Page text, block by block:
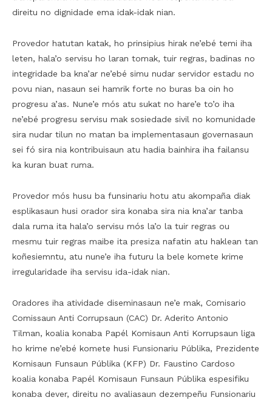
direitu no dignidade ema idak-idak nian.
Provedor hatutan katak, ho prinsipius hirak ne’ebé temi iha
leten, hala’o servisu ho laran tomak, tuir regras, badinas no
integridade ba kna’ar ne’ebé simu nudar servidor estadu no
povu nian, nasaun sei hamrik forte no buras ba oin ho
progresu a’as. Nune’e mós atu sukat no hare’e to’o iha
ne’ebé progresu servisu mak sosiedade sivil no komunidade
sira nudar tilun no matan ba implementasaun governasaun
sei fó sira nia kontribuisaun atu hadia bainhira iha failansu
ka kuran buat ruma.
Provedor mós husu ba funsinariu hotu atu akompaña diak
esplikasaun husi orador sira konaba sira nia kna’ar tanba
dala ruma ita hala’o servisu mós la’o la tuir regras ou
mesmu tuir regras maibe ita presiza nafatin atu haklean tan
koñesiemntu, atu nune’e iha futuru la bele komete krime
irregularidade iha servisu ida-idak nian.
Oradores iha atividade diseminasaun ne’e mak, Comisario
Comissaun Anti Corrupsaun (CAC) Dr. Aderito Antonio
Tilman, koalia konaba Papél Komisaun Anti Korrupsaun liga
ho krime ne’ebé komete husi Funsionariu Públika, Prezidente
Komisaun Funsaun Públika (KFP) Dr. Faustino Cardoso
koalia konaba Papél Komisaun Funsaun Públika espesifiku
konaba dever, direitu no avaliasaun dezempeñu Funsionariu